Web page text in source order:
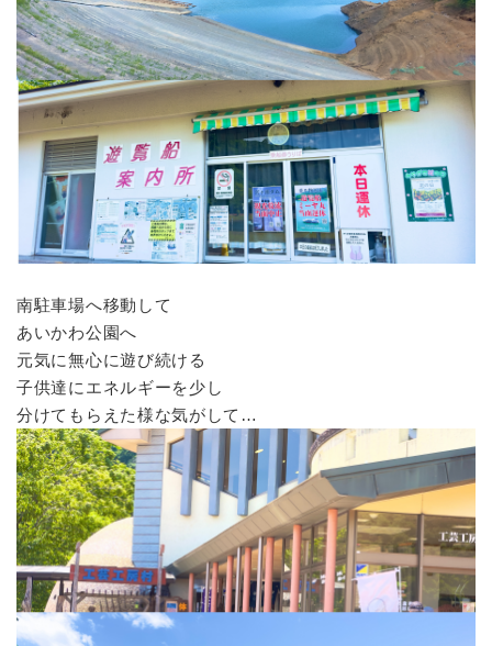
南駐車場へ移動して
あいかわ公園へ
元気に無心に遊び続ける
子供達にエネルギーを少し
分けてもらえた様な気がして…